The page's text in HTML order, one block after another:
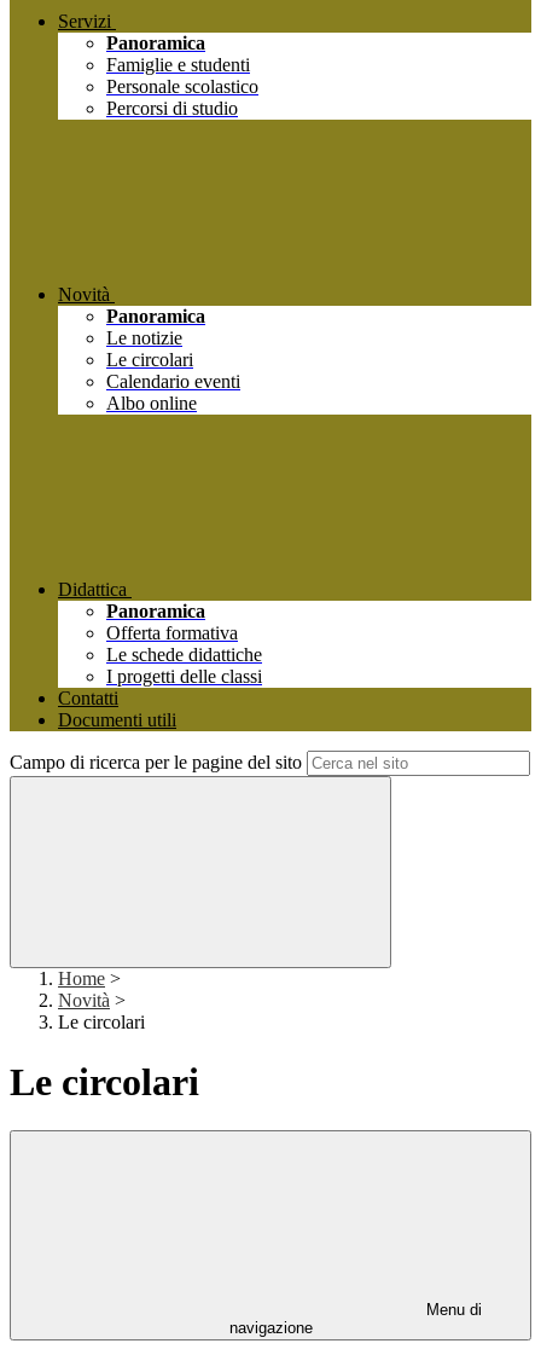
Servizi
Panoramica
Famiglie e studenti
Personale scolastico
Percorsi di studio
Novità
Panoramica
Le notizie
Le circolari
Calendario eventi
Albo online
Didattica
Panoramica
Offerta formativa
Le schede didattiche
I progetti delle classi
Contatti
Documenti utili
Campo di ricerca per le pagine del sito
Home >
Novità >
Le circolari
Le circolari
Menu di
navigazione